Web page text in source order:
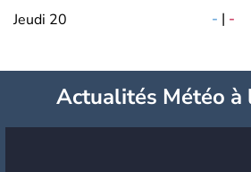
Jeudi 20 - | -
Actualités Météo à